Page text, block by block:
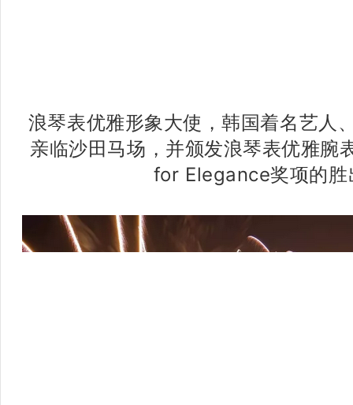
浪琴表优雅形象大使，韩国着名艺人
亲临沙田马场，并颁发浪琴表优雅腕
for Elegance奖项的